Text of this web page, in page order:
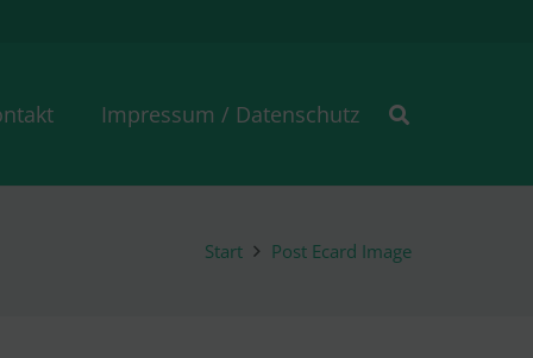
Impressum / Datenschutz
Start Post Ecard Image